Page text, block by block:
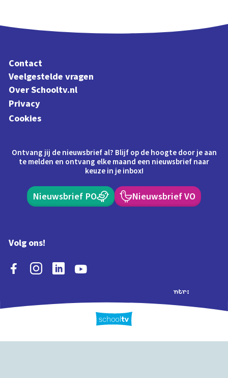
Contact
Veelgestelde vragen
Over Schooltv.nl
Privacy
Cookies
Ontvang jij de nieuwsbrief al? Blijf op de hoogte door je aan
te melden en ontvang elke maand een nieuwsbrief naar
keuze in je inbox!
Nieuwsbrief PO Nieuwsbrief VO
Volg ons!